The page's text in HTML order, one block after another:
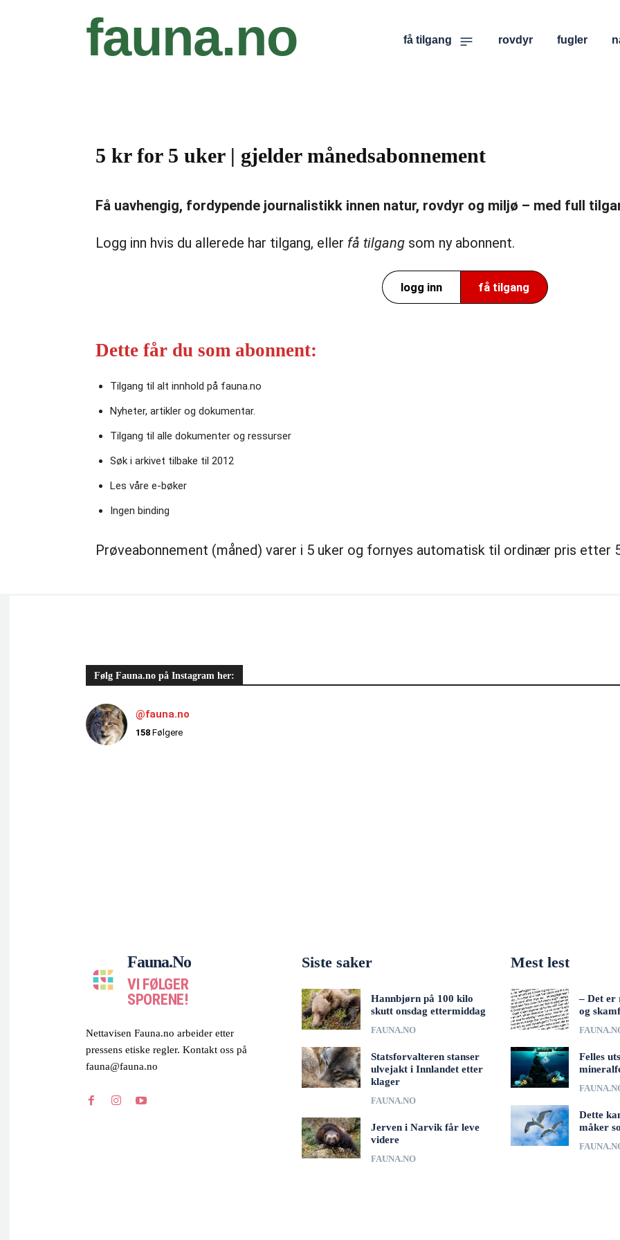
fauna.no få tilgang rovdyr fugler
5 kr for 5 uker | gjelder månedsabonnement
Få uavhengig, fordypende journalistikk innen natur, rovdyr og miljø – med full
Logg inn hvis du allerede har tilgang, eller få tilgang som ny abonnent.
logg inn få tilgang
Dette får du som abonnent:
Tilgang til alt innhold på fauna.no
Nyheter, artikler og dokumentar.
Tilgang til alle dokumenter og ressurser
Søk i arkivet tilbake til 2012
Les våre e‑bøker
Ingen binding
Prøveabonnement (måned) varer i 5 uker og fornyes automatisk til ordinær pris etter
Følg Fauna.no på Instagram her:
@fauna.no
158 Følgere
Fauna.no
VI FØLGER
SPORENE!
Nettavisen Fauna.no arbeider etter
pressens etiske regler. Kontakt oss på
fauna@fauna.no
Siste saker
Hannbjørn på 100 kilo
skutt onsdag ettermiddag
FAUNA.NO
Statsforvalteren stanser
ulvejakt i Innlandet etter
klager
FAUNA.NO
Jerven i Narvik får leve
videre
FAUNA.NO
Mest lest
– Det er
og
Felles
Dette
måker